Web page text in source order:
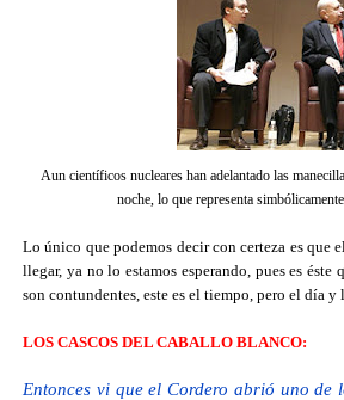
Aun científicos nucleares han adelantado las
noche, lo que representa
Lo único que podemos decir con certeza es que
llegar, ya no lo estamos esperando, pues es
son contundentes, este es el tiempo, pero el día y
LOS CASCOS DEL CABALLO BLANCO:
Entonces vi que el Cordero abrió uno de